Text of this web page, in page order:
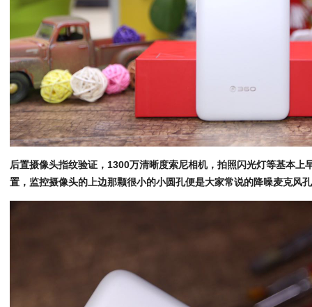
后置摄像头指纹验证，1300万清晰度索尼相机，拍照闪光灯等基本上
置，监控摄像头的上边那颗很小的小圆孔便是大家常说的降噪麦克风孔